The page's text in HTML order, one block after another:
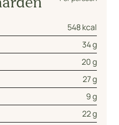
548 kcal
34 g
20 g
27 g
9 g
22 g